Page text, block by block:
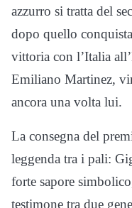
azzurro si tratta del
dopo quello
vittoria con l’Italia
Emiliano Martinez,
ancora una volta lui.
La consegna del
leggenda tra i pali:
forte sapore
testimone tra due